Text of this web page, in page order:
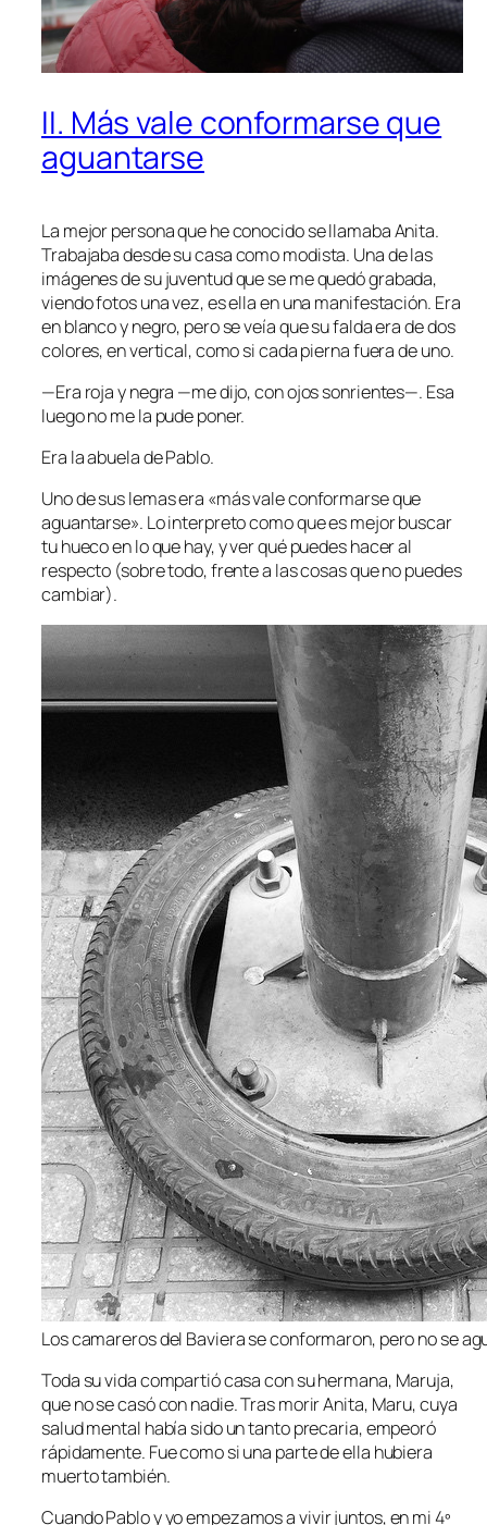
II. Más vale conformarse que
aguantarse
La mejor persona que he conocido se llamaba Anita.
Trabajaba desde su casa como modista. Una de las
imágenes de su juventud que se me quedó grabada,
viendo fotos una vez, es ella en una manifestación. Era
en blanco y negro, pero se veía que su falda era de dos
colores, en vertical, como si cada pierna fuera de uno.
—Era roja y negra —me dijo, con ojos sonrientes—. Esa
luego no me la pude poner.
Era la abuela de Pablo.
Uno de sus lemas era «más vale conformarse que
aguantarse». Lo interpreto como que es mejor buscar
tu hueco en lo que hay, y ver qué puedes hacer al
respecto (sobre todo, frente a las cosas que no puedes
cambiar).
Los camareros del Baviera se conformaron, pero no se
Toda su vida compartió casa con su hermana, Maruja,
que no se casó con nadie. Tras morir Anita, Maru, cuya
salud mental había sido un tanto precaria, empeoró
rápidamente. Fue como si una parte de ella hubiera
muerto también.
Cuando Pablo y yo empezamos a vivir juntos, en mi 4º